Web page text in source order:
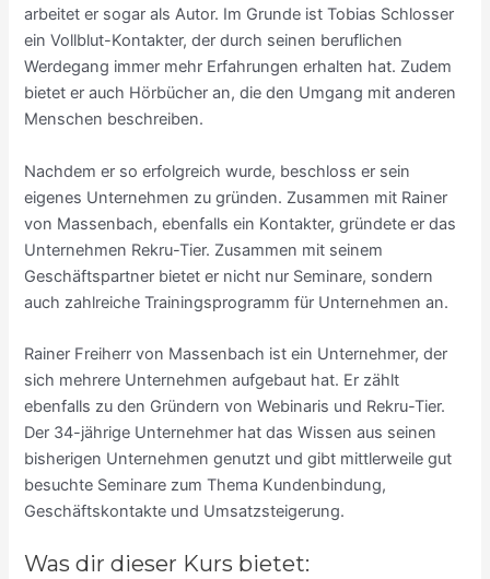
arbeitet er sogar als Autor. Im Grunde ist Tobias Schlosser
ein Vollblut-Kontakter, der durch seinen beruflichen
Werdegang immer mehr Erfahrungen erhalten hat. Zudem
bietet er auch Hörbücher an, die den Umgang mit anderen
Menschen beschreiben.
Nachdem er so erfolgreich wurde, beschloss er sein
eigenes Unternehmen zu gründen. Zusammen mit Rainer
von Massenbach, ebenfalls ein Kontakter, gründete er das
Unternehmen Rekru-Tier. Zusammen mit seinem
Geschäftspartner bietet er nicht nur Seminare, sondern
auch zahlreiche Trainingsprogramm für Unternehmen an.
Rainer Freiherr von Massenbach ist ein Unternehmer, der
sich mehrere Unternehmen aufgebaut hat. Er zählt
ebenfalls zu den Gründern von Webinaris und Rekru-Tier.
Der 34-jährige Unternehmer hat das Wissen aus seinen
bisherigen Unternehmen genutzt und gibt mittlerweile gut
besuchte Seminare zum Thema Kundenbindung,
Geschäftskontakte und Umsatzsteigerung.
Was dir dieser Kurs bietet: